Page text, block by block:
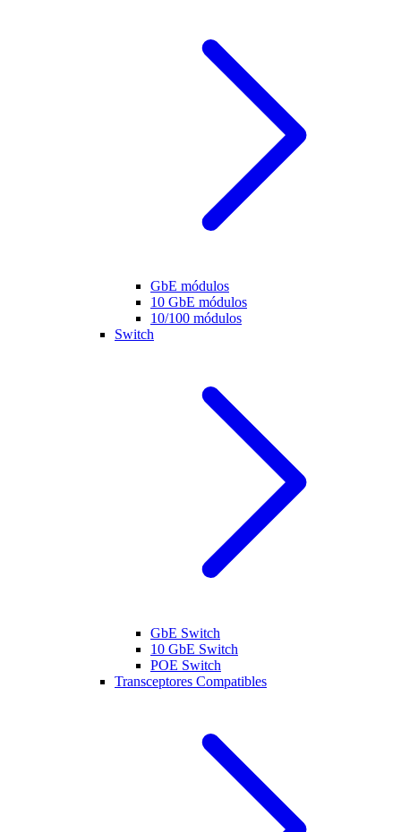
GbE módulos
10 GbE módulos
10/100 módulos
Switch
GbE Switch
10 GbE Switch
POE Switch
Transceptores Compatibles